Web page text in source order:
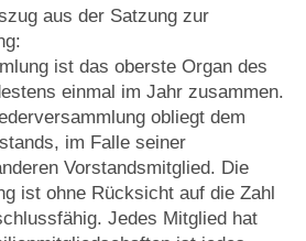
aus der Satzung zur
ist das oberste Organ des
einmal im Jahr zusammen.
obliegt dem
im Falle seiner
Vorstandsmitglied. Die
ist ohne Rücksicht auf die Zahl
Jedes Mitglied hat